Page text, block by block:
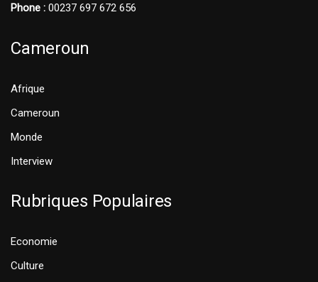
Phone : 00237 697 672 656
Cameroun
Afrique
Cameroun
Monde
Interview
Rubriques Populaires
Economie
Culture